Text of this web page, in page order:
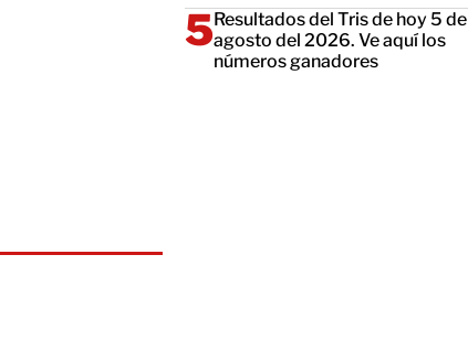
Resultados del Tris de hoy 5 de
agosto del 2026. Ve aquí los
números ganadores